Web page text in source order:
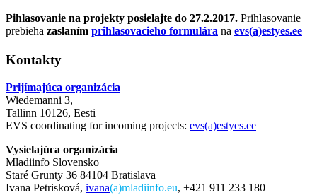
Pihlasovanie na projekty posielajte do 27.2.2017. Prihlasovanie
prebieha zaslaním prihlasovacieho formulára na evs(a)estyes.ee
Kontakty
Prijímajúca organizácia
Wiedemanni 3,
Tallinn 10126, Eesti
EVS coordinating for incoming projects: evs(a)estyes.ee
Vysielajúca organizácia
Mladiinfo Slovensko
Staré Grunty 36 84104 Bratislava
Ivana Petrisková, ivana(a)mladiinfo.eu, +421 911 233 180